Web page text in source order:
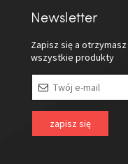
Newsletter
Zapisz się a otrzymasz
wszystkie produkty